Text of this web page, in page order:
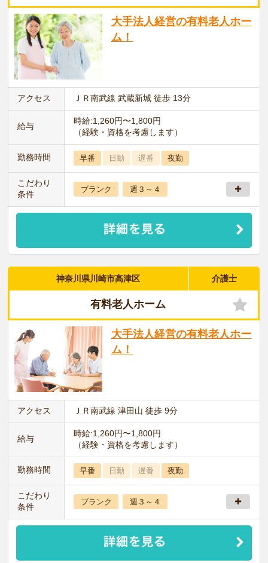
大手法人経営の有料老人ホー
ム！
アクセス ＪＲ南武線 武蔵新城 徒歩 13分
給与
時給:1,260円〜1,800円
（経験・資格を考慮します）
勤務時間 早番 日勤 遅番 夜勤
こだわり
条件
ブランク 週３～４
神奈川県川崎市高津区 介護士
有料老人ホーム
大手法人経営の有料老人ホー
ム！
アクセス ＪＲ南武線 津田山 徒歩 9分
給与
時給:1,260円〜1,800円
（経験・資格を考慮します）
勤務時間 早番 日勤 遅番 夜勤
こだわり
条件
ブランク 週３～４